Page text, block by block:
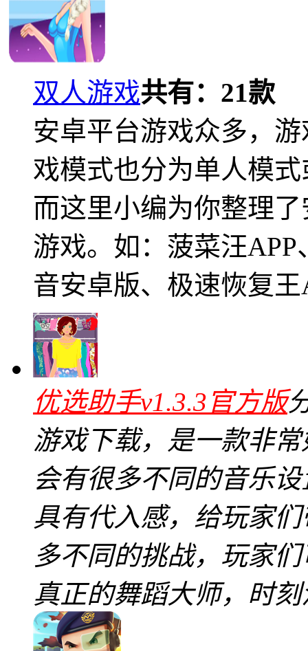
双人游戏共有： 21款
安卓平台游戏众多，
戏模式也分为单人模
而这里小编为你整理
游戏。如：菠菜汪
音安卓版、极速恢复王
优选助手v1.3.3官方版
游戏下载，是一款非
会有很多不同的音乐
具有代入感，给玩家
多不同的挑战，玩家
真正的舞蹈大师，时